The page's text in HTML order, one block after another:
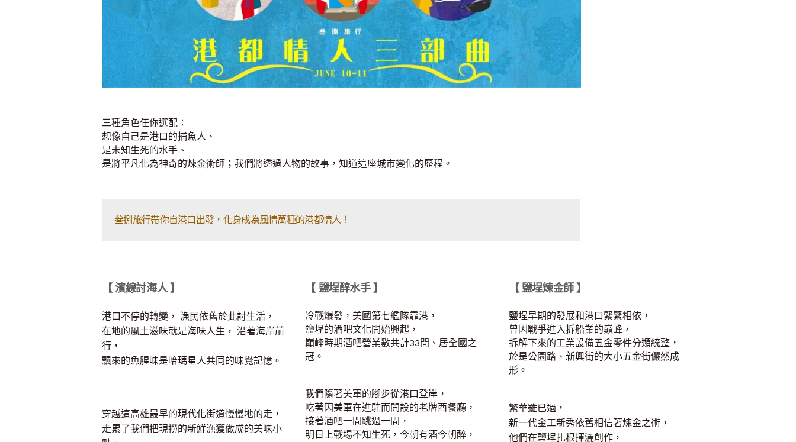
三種角色任你選配：
想像自己是港口的捕魚人、
是未知生死的水手、
是將平凡化為神奇的煉金術師；我們將透過人物的故事，知道這座城市變化的歷程。
叁捌旅行帶你自港口出發，化身成為風情萬種的港都情人！
【 濱線討海人 】
港口不停的轉變， 漁民依舊於此討生活，
在地的風土滋味就是海味人生， 沿著海岸前
行，
飄來的魚腥味是哈瑪星人共同的味覺記憶。
穿越這高雄最早的現代化街道慢慢地的走，
走累了我們把現撈的新鮮漁獲做成的美味小
【 鹽埕醉水手 】
冷戰爆發，美國第七艦隊靠港，
鹽埕的酒吧文化開始興起，
巔峰時期酒吧營業數共計33間、居全國之
冠。
我們隨著美軍的腳步從港口登岸，
吃著因美軍在進駐而開設的老牌西餐廳，
接著酒吧一間跳過一間，
明日上戰場不知生死，今朝有酒今朝醉，
【 鹽埕煉金師 】
鹽埕早期的發展和港口緊緊相依，
曾因戰爭進入拆船業的巔峰，
拆解下來的工業設備五金零件分類統整，
於是公園路、新興街的大小五金街儼然成
形。
繁華雖已過，
新一代金工新秀依舊相信著煉金之術，
他們在鹽埕扎根揮灑創作，